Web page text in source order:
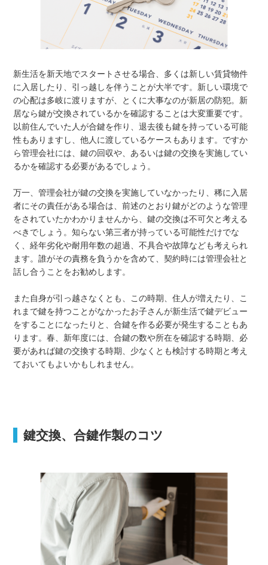
新生活を新天地でスタートさせる場合、多くは新しい賃貸物件
に入居したり、引っ越しを伴うことが大半です。新しい環境で
の心配は多岐に渡りますが、とくに大事なのが新居の防犯。新
居なら鍵が交換されているかを確認することは大変重要です。
以前住んでいた人が合鍵を作り、退去後も鍵を持っている可能
性もありますし、他人に渡しているケースもあります。ですか
ら管理会社には、鍵の回収や、あるいは鍵の交換を実施してい
るかを確認する必要があるでしょう。
万一、管理会社が鍵の交換を実施していなかったり、稀に入居
者にその責任がある場合は、前述のとおり鍵がどのような管理
をされていたかわかりませんから、鍵の交換は不可欠と考える
べきでしょう。知らない第三者が持っている可能性だけでな
く、経年劣化や耐用年数の超過、不具合や故障なども考えられ
ます。誰がその責務を負うかを含めて、契約時には管理会社と
話し合うことをお勧めします。
また自身が引っ越さなくとも、この時期、住人が増えたり、こ
れまで鍵を持つことがなかったお子さんが新生活で鍵デビュー
をすることになったりと、合鍵を作る必要が発生することもあ
ります。春、新年度には、合鍵の数や所在を確認する時期、必
要があれば鍵の交換する時期、少なくとも検討する時期と考え
ておいてもよいかもしれません。
鍵交換、合鍵作製のコツ